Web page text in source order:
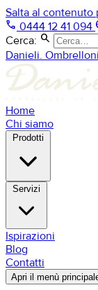
Salta al contenuto
phone 0444 12 41 094
Cerca: search
Danieli.
Home
Chi siamo
Prodotti
Servizi
Ispirazioni
Blog
Contatti
Apri il menù